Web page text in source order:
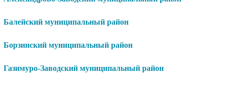
Балейский муниципальный район
Борзинский муниципальный район
Газимуро-Заводский муниципальный район